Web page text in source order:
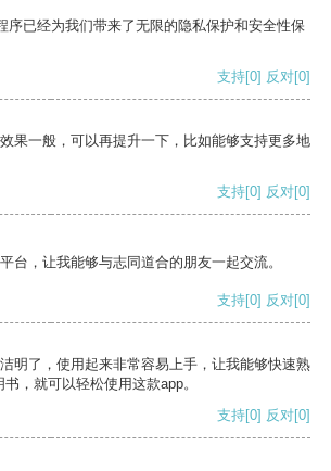
序已经为我们带来了无限的隐私保护和安全性保
支持[0] 反对[0]
果一般，可以再提升一下，比如能够支持更多地
支持[0] 反对[0]
台，让我能够与志同道合的朋友一起交流。
支持[0] 反对[0]
明了，使用起来非常容易上手，让我能够快速熟
，就可以轻松使用这款app。
支持[0] 反对[0]